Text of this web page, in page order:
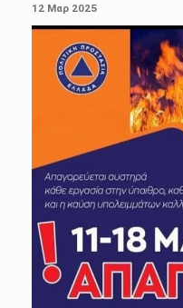
12 Μαρ 2025